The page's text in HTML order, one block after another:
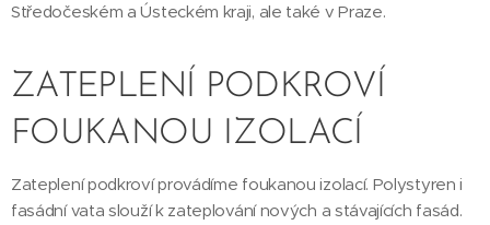
Středočeském a Ústeckém kraji, ale také v Praze.
ZATEPLENÍ PODKROVÍ
FOUKANOU IZOLACÍ
Zateplení podkroví provádíme foukanou izolací. Polystyren i
fasádní vata slouží k zateplování nových a stávajících fasád.